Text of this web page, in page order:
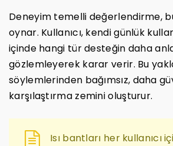
Deneyim temelli değerlendirme,
oynar. Kullanıcı, kendi günlük
içinde hangi tür desteğin daha
gözlemleyerek karar verir. Bu
söylemlerinden bağımsız, daha
karşılaştırma zemini oluşturur.
Isı bantları her kullanıcı